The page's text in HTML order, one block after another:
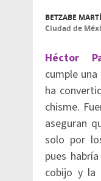
BETZABE
Ciudad de
Héctor
cumple
ha
chisme.
aseguran
solo por
pues
cobijo y la